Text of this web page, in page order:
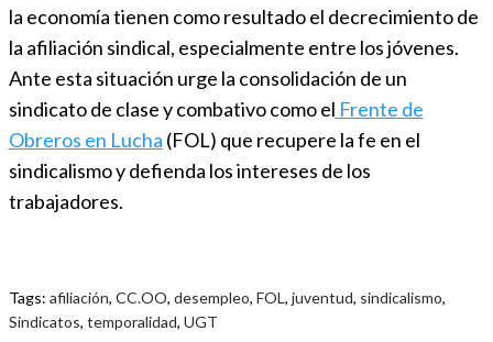
la economía tienen como resultado el decrecimiento de
la afiliación sindical, especialmente entre los jóvenes.
Ante esta situación urge la consolidación de un
sindicato de clase y combativo como el Frente de
Obreros en Lucha (FOL) que recupere la fe en el
sindicalismo y defienda los intereses de los
trabajadores.
Tags: afiliación, CC.OO, desempleo, FOL, juventud, sindicalismo,
Sindicatos, temporalidad, UGT